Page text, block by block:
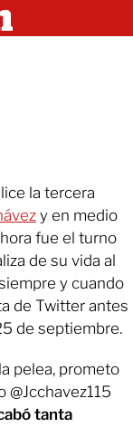
la tercera
y en medio
fue el turno
de su vida al
y cuando
de Twitter antes
de septiembre.
pelea, prometo
@Jcchavez115
tanta